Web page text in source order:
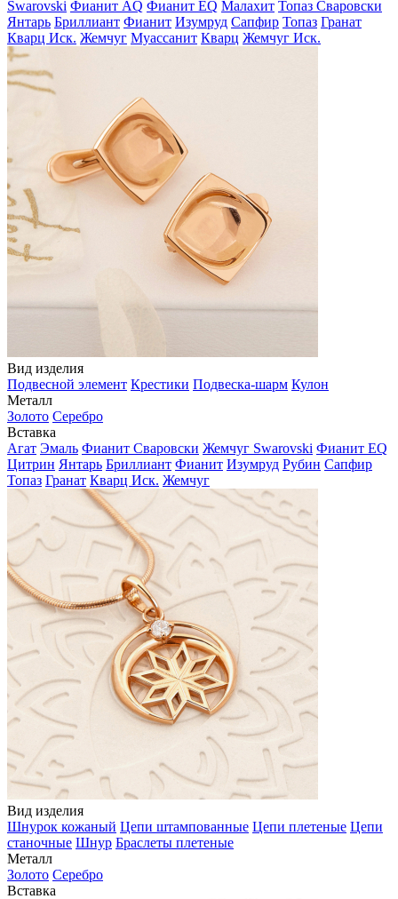
Swarovski Фианит AQ Фианит EQ Малахит Топаз Сваровски
Янтарь Бриллиант Фианит Изумруд Сапфир Топаз Гранат
Кварц Иск. Жемчуг Муассанит Кварц Жемчуг Иск.
Вид изделия
Подвесной элемент Крестики Подвеска-шарм Кулон
Металл
Золото Серебро
Вставка
Агат Эмаль Фианит Сваровски Жемчуг Swarovski Фианит EQ
Цитрин Янтарь Бриллиант Фианит Изумруд Рубин Сапфир
Топаз Гранат Кварц Иск. Жемчуг
Вид изделия
Шнурок кожаный Цепи штампованные Цепи плетеные Цепи
станочные Шнур Браслеты плетеные
Металл
Золото Серебро
Вставка